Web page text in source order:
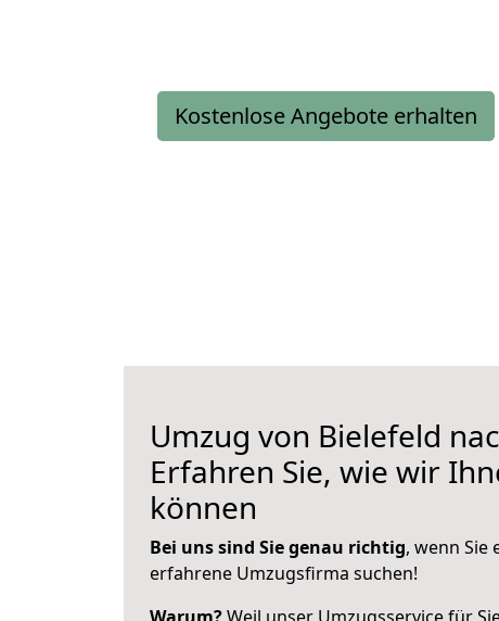
Kostenlose Angebote erhalten
Umzug von Bielefeld
Erfahren Sie, wie wir
können
Bei uns sind Sie genau richtig, wenn Sie
erfahrene Umzugsfirma suchen!